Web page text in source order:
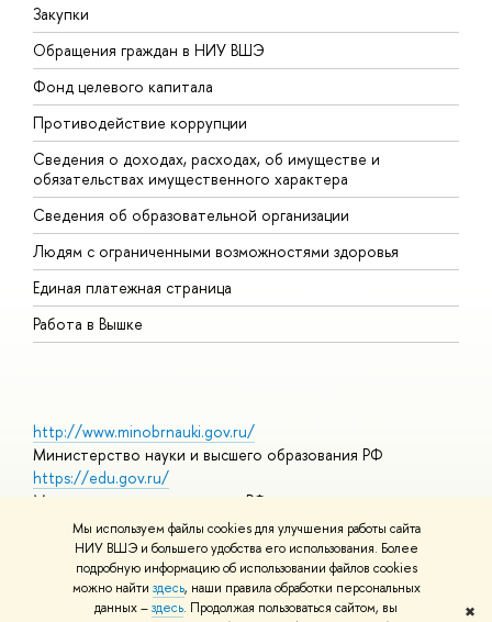
Мы используем файлы cookies для улучшения работы сайта
НИУ ВШЭ и большего удобства его использования. Более
подробную информацию об использовании файлов cookies
можно найти здесь, наши правила обработки персональных
данных –здесь. Продолжая пользоваться сайтом, вы
✖
Закупки
Обращения граждан в НИУ ВШЭ
Фонд целевого капитала
Противодействие коррупции
Сведения о доходах, расходах, об имуществе и
обязательствах имущественного характера
Сведения об образовательной организации
Людям с ограниченными возможностями здоровья
Единая платежная страница
Работа в Вышке
http://www.minobrnauki.gov.ru/
Министерство науки и высшего образования РФ
https://edu.gov.ru/
Министерство просвещения РФ
https://elearning.hse.ru/mooc
Массовые открытые онлайн-курсы
© НИУ ВШЭ 1993–2026 Адреса и контактыУсловия